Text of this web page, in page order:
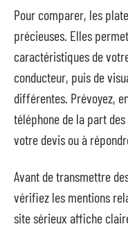
Pour comparer, les
précieuses. Elles
caractéristiques de
conducteur, puis de
différentes. Prévoyez,
téléphone de la part
votre devis ou à
Avant de transmettre
vérifiez les mentions
site sérieux affiche